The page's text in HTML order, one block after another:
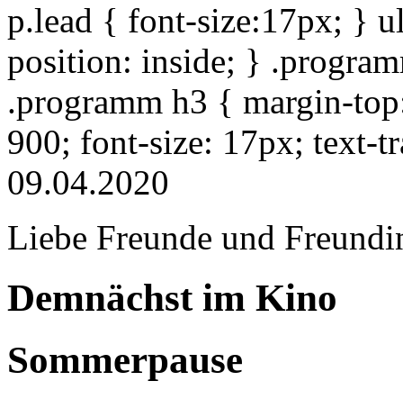
p.lead { font-size:17px; }
position: inside; }
.programm h3 { margin-
900; font-size: 17px; text-
09.04.2020
Liebe Freunde und
Demnächst im Kino
Sommerpause